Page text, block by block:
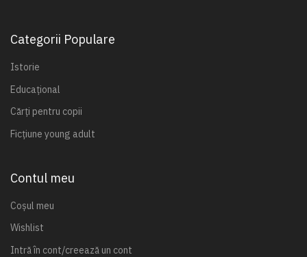
Categorii Populare
Istorie
Educațional
Cărți pentru copii
Ficțiune young adult
Contul meu
Coșul meu
Wishlist
Intră în cont/creează un cont